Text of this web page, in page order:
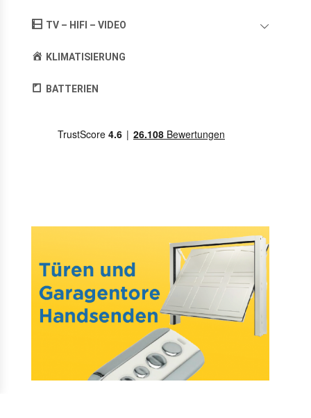
TV – HIFI – VIDEO
KLIMATISIERUNG
BATTERIEN